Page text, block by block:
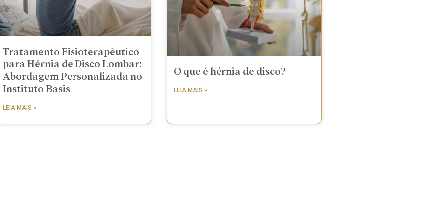
Tratamento Fisioterapêutico
para Hérnia de Disco Lombar:
Abordagem Personalizada no
Instituto Basis
LEIA MAIS »
O que é hérnia de disco?
LEIA MAIS »